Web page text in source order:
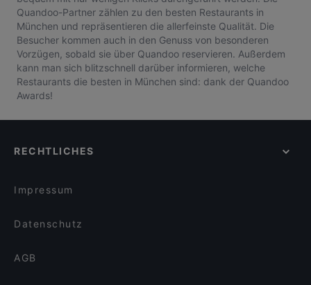
Quandoo-Partner zählen zu den besten Restaurants in
München und repräsentieren die allerfeinste Qualität. Die
Besucher kommen auch in den Genuss von besonderen
Vorzügen, sobald sie über Quandoo reservieren. Außerdem
kann man sich blitzschnell darüber informieren, welche
Restaurants die besten in München sind: dank der Quandoo
Awards!
RECHTLICHES
Impressum
Datenschutz
AGB